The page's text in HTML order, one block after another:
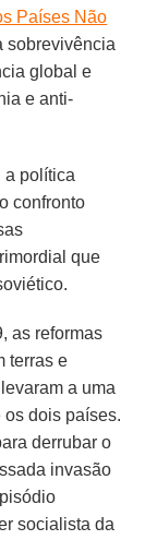
Países Não
sobrevivência
global e
e anti-
a política
confronto
que
as reformas
terras e
a uma
os dois países.
derrubar o
invasão
socialista da